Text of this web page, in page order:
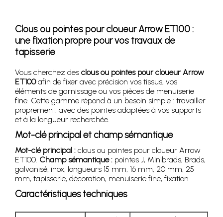
Clous ou pointes pour cloueur Arrow ET100 :
une fixation propre pour vos travaux de
tapisserie
Vous cherchez des clous ou pointes pour cloueur Arrow
ET100afin de fixer avec précision vos tissus, vos
éléments de garnissage ou vos pièces de menuiserie
fine. Cette gamme répond à un besoin simple : travailler
proprement, avec des pointes adaptées à vos supports
et à la longueur recherchée.
Mot-clé principal et champ sémantique
Mot-clé principal : clous ou pointes pour cloueur Arrow
ET100. Champ sémantique : pointes J, Minibrads, Brads,
galvanisé, inox, longueurs 15 mm, 16 mm, 20 mm, 25
mm, tapisserie, décoration, menuiserie fine, fixation.
Caractéristiques techniques